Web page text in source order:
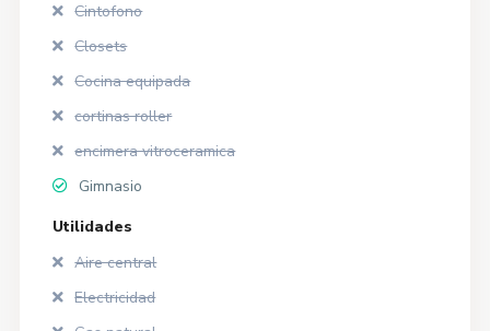
Cintofono
Closets
Cocina equipada
cortinas roller
encimera vitroceramica
Gimnasio
Utilidades
Aire central
Electricidad